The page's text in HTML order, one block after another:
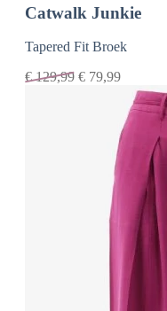
Catwalk Junkie
Tapered Fit Broek
€129,99 € 79,99